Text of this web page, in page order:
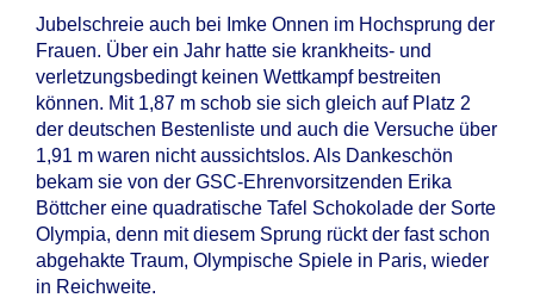
Jubelschreie auch bei Imke Onnen im Hochsprung der
Frauen. Über ein Jahr hatte sie krankheits- und
verletzungsbedingt keinen Wettkampf bestreiten
können. Mit 1,87 m schob sie sich gleich auf Platz 2
der deutschen Bestenliste und auch die Versuche über
1,91 m waren nicht aussichtslos. Als Dankeschön
bekam sie von der GSC-Ehrenvorsitzenden Erika
Böttcher eine quadratische Tafel Schokolade der Sorte
Olympia, denn mit diesem Sprung rückt der fast schon
abgehakte Traum, Olympische Spiele in Paris, wieder
in Reichweite.